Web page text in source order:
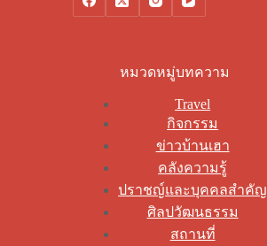
หมวดหมู่บทความ
Travel
กิจกรรม
ข่าวบ้านเฮา
คลังความรู้
ปราชญ์และบุคคลสำคัญ
ศิลปวัฒนธรรม
สถานที่